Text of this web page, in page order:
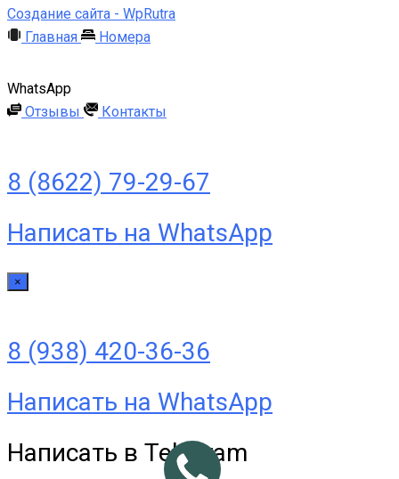
Создание сайта - WpRutra
Главная
Номера
WhatsApp
Отзывы
Контакты
8 (8622) 79-29-67
Написать на WhatsApp
×
8 (938) 420-36-36
Написать на WhatsApp
Написать в Telegram